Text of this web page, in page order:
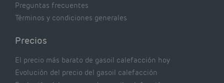
Preguntas frecuentes
Términos y condiciones generales
Precios
El precio más barato de gasoil calefacción hoy
Evolución del precio del gasoil calefacción